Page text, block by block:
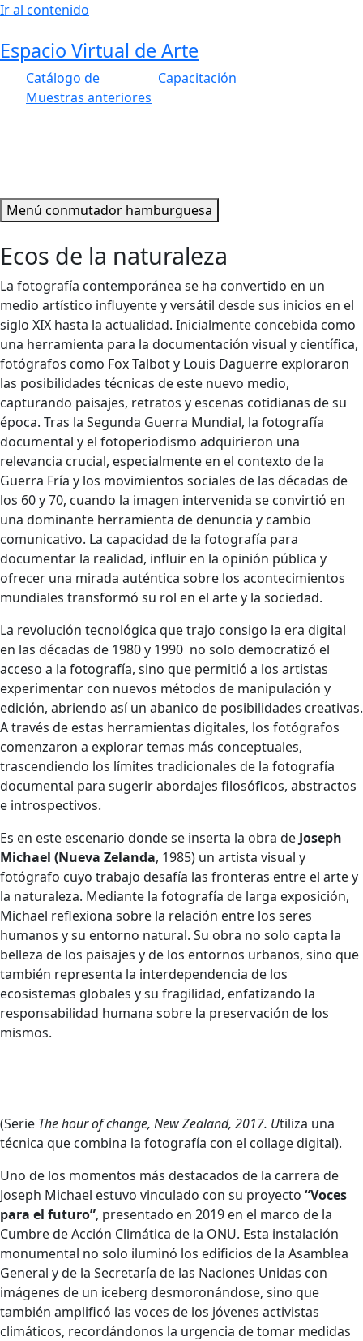
Ir al contenido
Espacio Virtual de Arte
Catálogo de
Muestras anteriores
Capacitación
Menú conmutador hamburguesa
Ecos de la naturaleza
La fotografía contemporánea se ha convertido en un
medio artístico influyente y versátil desde sus inicios en el
siglo XIX hasta la actualidad. Inicialmente concebida como
una herramienta para la documentación visual y científica,
fotógrafos como Fox Talbot y Louis Daguerre exploraron
las posibilidades técnicas de este nuevo medio,
capturando paisajes, retratos y escenas cotidianas de su
época. Tras la Segunda Guerra Mundial, la fotografía
documental y el fotoperiodismo adquirieron una
relevancia crucial, especialmente en el contexto de la
Guerra Fría y los movimientos sociales de las décadas de
los 60 y 70, cuando la imagen intervenida se convirtió en
una dominante herramienta de denuncia y cambio
comunicativo. La capacidad de la fotografía para
documentar la realidad, influir en la opinión pública y
ofrecer una mirada auténtica sobre los acontecimientos
mundiales transformó su rol en el arte y la sociedad.
La revolución tecnológica que trajo consigo la era digital
en las décadas de 1980 y 1990 no solo democratizó el
acceso a la fotografía, sino que permitió a los artistas
experimentar con nuevos métodos de manipulación y
edición, abriendo así un abanico de posibilidades creativas.
A través de estas herramientas digitales, los fotógrafos
comenzaron a explorar temas más conceptuales,
trascendiendo los límites tradicionales de la fotografía
documental para sugerir abordajes filosóficos, abstractos
e introspectivos.
Es en este escenario donde se inserta la obra de Joseph
Michael (Nueva Zelanda, 1985) un artista visual y
fotógrafo cuyo trabajo desafía las fronteras entre el arte y
la naturaleza. Mediante la fotografía de larga exposición,
Michael reflexiona sobre la relación entre los seres
humanos y su entorno natural. Su obra no solo capta la
belleza de los paisajes y de los entornos urbanos, sino que
también representa la interdependencia de los
ecosistemas globales y su fragilidad, enfatizando la
responsabilidad humana sobre la preservación de los
mismos.
(Serie The hour of change, New Zealand, 2017. Utiliza una
técnica que combina la fotografía con el collage digital).
Uno de los momentos más destacados de la carrera de
Joseph Michael estuvo vinculado con su proyecto “Voces
para el futuro”, presentado en 2019 en el marco de la
Cumbre de Acción Climática de la ONU. Esta instalación
monumental no solo iluminó los edificios de la Asamblea
General y de la Secretaría de las Naciones Unidas con
imágenes de un iceberg desmoronándose, sino que
también amplificó las voces de los jóvenes activistas
climáticos, recordándonos la urgencia de tomar medidas